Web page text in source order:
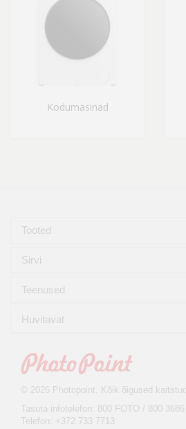
Kodumasinad
Tooted
Sirvi
Teenused
Huvitavat
© 2026 Photopoint. Kõik õigused kaitstud
Tasuta infotelefon: 800 FOTO / 800 3686
Telefon: +372 733 7713